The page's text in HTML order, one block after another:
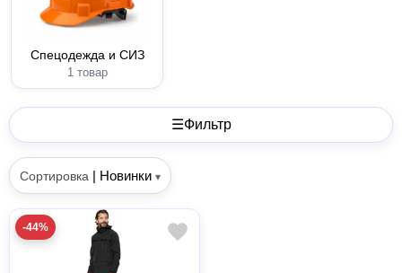
Спецодежда и СИЗ
1 товар
☰Фильтр
Сортировка | Новинки ▾
-44%